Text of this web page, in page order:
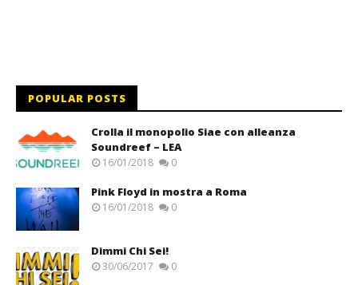
POPULAR POSTS
Crolla il monopolio Siae con alleanza
Soundreef – LEA
16/01/2018 0
Pink Floyd in mostra a Roma
16/01/2018 0
Dimmi Chi Sei!
30/06/2017 0